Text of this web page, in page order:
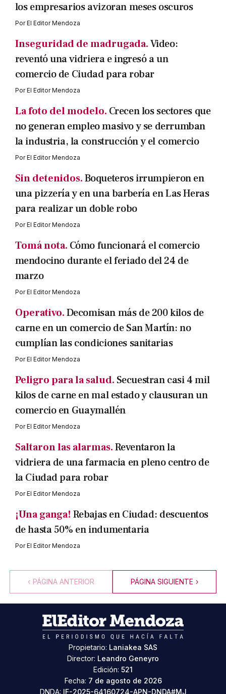
los empresarios avizoran meses oscuros
PorEl Editor Mendoza
Inseguridad de madrugada.Video:
reventó una vidriera e ingresó a un
comercio de Ciudad para robar
PorEl Editor Mendoza
La foto del modelo. Crecen los sectores que
no generan empleo masivo y se derrumban
la industria, la construcción y el comercio
PorEl Editor Mendoza
Sin detenidos.Boqueteros irrumpieron en
una pizzería y en una barbería en Las Heras
para realizar un doble robo
PorEl Editor Mendoza
Tomá nota. Cómo funcionará el comercio
mendocino durante el feriado del 24 de
marzo
PorEl Editor Mendoza
Operativo.Decomisan más de 200 kilos de
carne en un comercio de San Martín: no
cumplían las condiciones sanitarias
PorEl Editor Mendoza
Peligro para la salud. Secuestran casi 4 mil
kilos de carne en mal estado y clausuran un
comercio en Guaymallén
PorEl Editor Mendoza
Saltaron las alarmas.Reventaron la
vidriera de una farmacia en pleno centro de
la Ciudad para robar
PorEl Editor Mendoza
¡Una ganga! Rebajas en Ciudad: descuentos
de hasta 50% en indumentaria
PorEl Editor Mendoza
‹ PÁGINA ANTERIOR PÁGINA SIGUIENTE ›
Propietario: Laniakea SAS
Director: Leandro Geneyro
Edición: 521
Fecha: 7 de agosto de 2026
DNDA: IF-2025-64160724-APN-DNDA#MJ